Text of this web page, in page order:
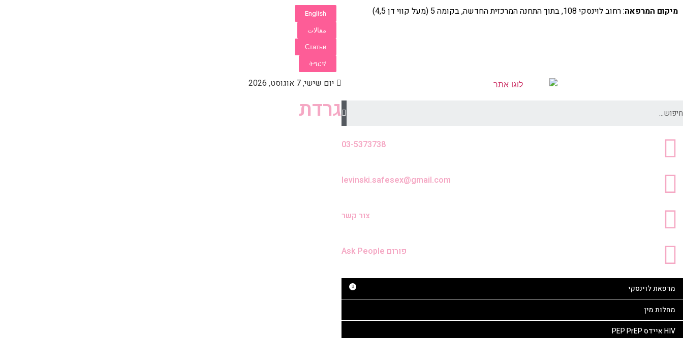
מיקום המרפאה: רחוב לוינסקי 108, בתוך התחנה המרכזית החדשה, בקומה 5 (מעל קווי דן 4,5)
English
مقالات
Статьи
ትግርኛ
03-5373738
levinski.safesex@gmail.com
צור קשר
פורום Ask People
מרפאת לוינסקי
מחלות מין
HIV איידס PEP PrEP
יום שישי, 7 אוגוסט, 2026
גרדת